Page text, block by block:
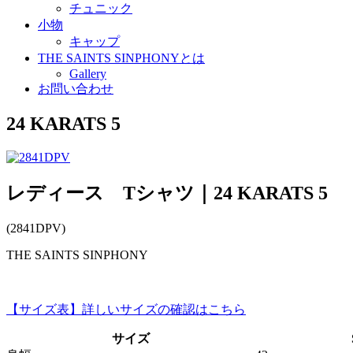
チュニック
小物
キャップ
THE SAINTS SINPHONYとは
Gallery
お問い合わせ
24 KARATS 5
レディース Tシャツ｜24 KARATS 5
(2841DPV)
THE SAINTS SINPHONY
【サイズ表】詳しいサイズの確認はこちら
サイズ